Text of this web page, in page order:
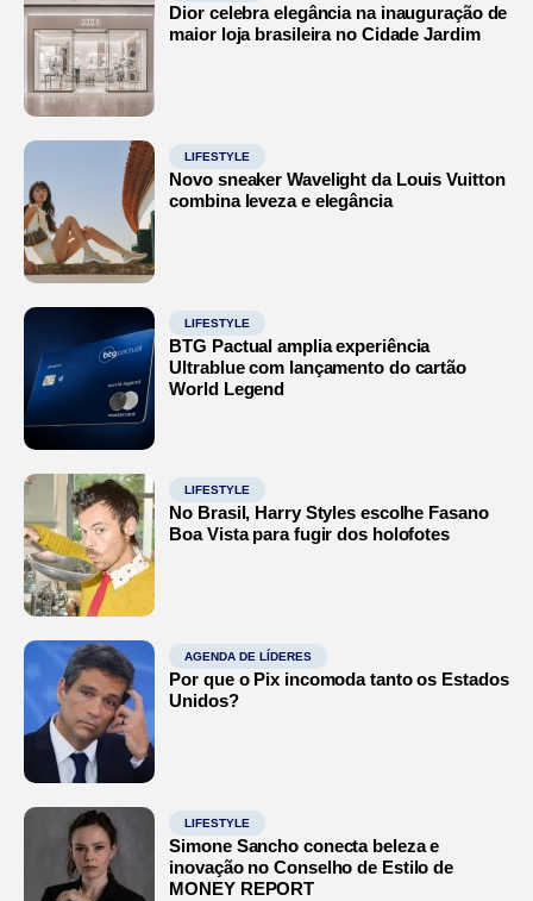
Dior celebra elegância na inauguração de
maior loja brasileira no Cidade Jardim
LIFESTYLE
Novo sneaker Wavelight da Louis Vuitton
combina leveza e elegância
LIFESTYLE
BTG Pactual amplia experiência
Ultrablue com lançamento do cartão
World Legend
LIFESTYLE
No Brasil, Harry Styles escolhe Fasano
Boa Vista para fugir dos holofotes
AGENDA DE LÍDERES
Por que o Pix incomoda tanto os Estados
Unidos?
LIFESTYLE
Simone Sancho conecta beleza e
inovação no Conselho de Estilo de
MONEY REPORT